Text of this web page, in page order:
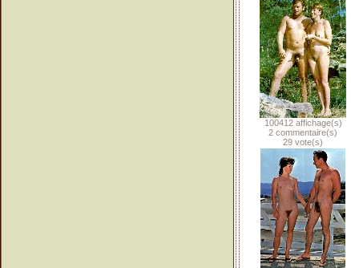
100412 affichage(s)
2 commentaire(s)
29 vote(s)